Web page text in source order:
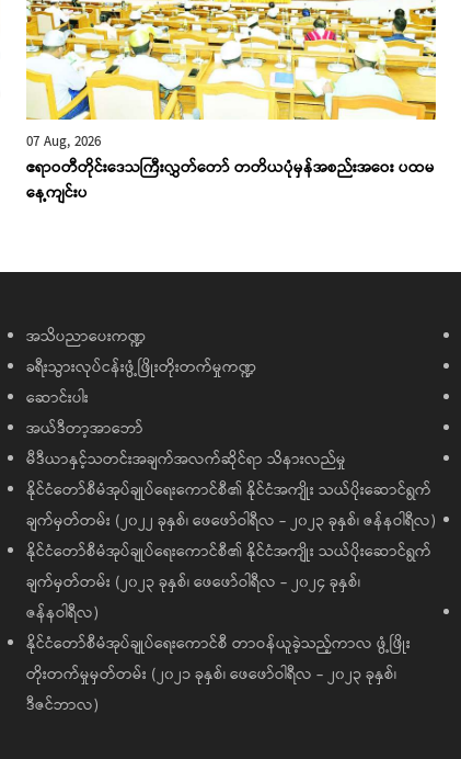
07 Aug, 2026
ဧရာဝတီတိုင်းဒေသကြီးလွှတ်တော် တတိယပုံမှန်အစည်းအဝေး ပထမ
နေ့ကျင်းပ
အသိပညာပေးကဏ္ဍ
ခရီးသွားလုပ်ငန်းဖွံ့ဖြိုးတိုးတက်မှုကဏ္ဍ
ဆောင်းပါး
အယ်ဒီတာ့အာဘော်
မီဒီယာနှင့်သတင်းအချက်အလက်ဆိုင်ရာ သိနားလည်မှု
နိုင်ငံတော်စီမံအုပ်ချုပ်ရေးကောင်စီ၏ နိုင်ငံအကျိုး သယ်ပိုးဆောင်ရွက်
ချက်မှတ်တမ်း (၂၀၂၂ ခုနှစ်၊ ဖေဖော်ဝါရီလ - ၂၀၂၃ ခုနှစ်၊ ဇန်နဝါရီလ)
နိုင်ငံတော်စီမံအုပ်ချုပ်ရေးကောင်စီ၏ နိုင်ငံအကျိုး သယ်ပိုးဆောင်ရွက်
ချက်မှတ်တမ်း (၂၀၂၃ ခုနှစ်၊ ဖေဖော်ဝါရီလ - ၂၀၂၄ ခုနှစ်၊
ဇန်နဝါရီလ)
နိုင်ငံတော်စီမံအုပ်ချုပ်ရေးကောင်စီ တာဝန်ယူခဲ့သည့်ကာလ ဖွံ့ဖြိုး
တိုးတက်မှုမှတ်တမ်း (၂၀၂၁ ခုနှစ်၊ ဖေဖော်ဝါရီလ - ၂၀၂၃ ခုနှစ်၊
ဒီဇင်ဘာလ)